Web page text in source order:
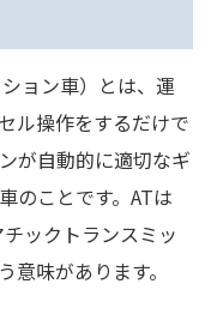
ョン車）とは、運
ル操作をするだけで
が自動的に適切なギ
のことです。ATは
ックトランスミッ
味があります。